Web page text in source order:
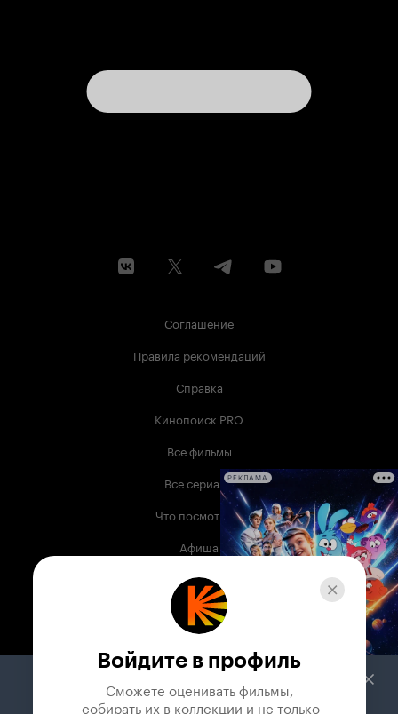
Соглашение
Правила рекомендаций
Справка
Кинопоиск PRO
Все фильмы
Все сериалы
Что посмотреть
Афиша
Музыка
Телепрограмма
Служба поддержки
РЕКЛАМА
Войдите в профиль
Сможете оценивать фильмы,
собирать их в коллекции и не только